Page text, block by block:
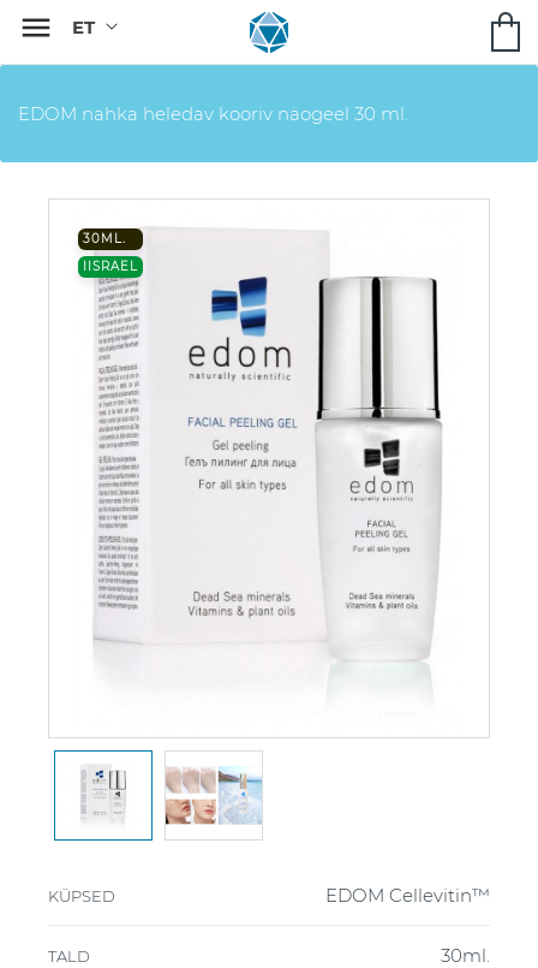

EDOM nahka heledav kooriv näogeel 30 ml.
30ML.
IISRAEL
KÜPSED EDOM Cellevitin™
TALD 30ml.